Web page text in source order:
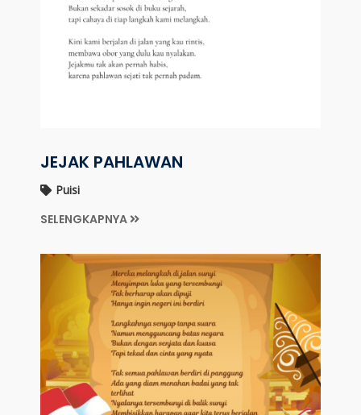
JEJAK PAHLAWAN
Puisi
SELENGKAPNYA